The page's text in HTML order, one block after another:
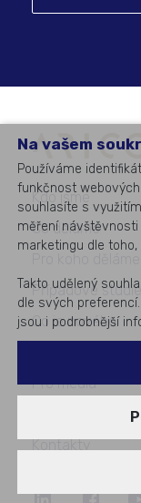
Na vašem
Používáme
funkčnost webových
souhlasíte s
měření
marketingu dle
Takto udělený
dle svých preferencí.
jsou i podrobnější
Kdo jsme
Co děláme
Případové studie
Co je nového
Pro média
Kontakty